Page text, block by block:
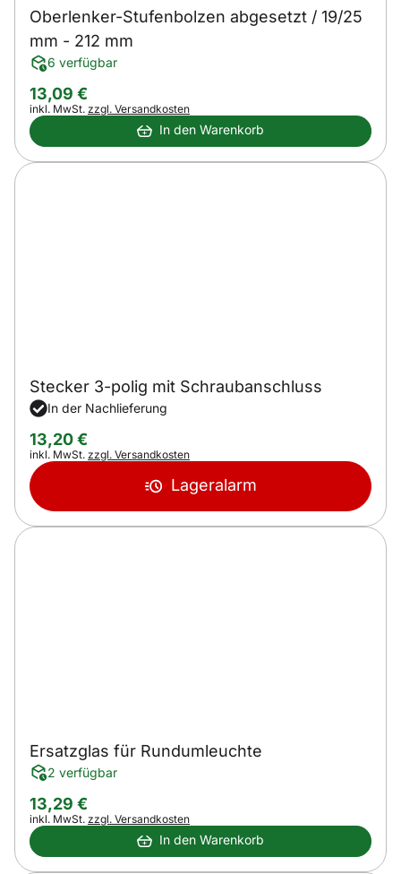
Oberlenker-Stufenbolzen abgesetzt / 19/25
mm - 212 mm
6 verfügbar
13,09 €
Steuerhinweis:
inkl. MwSt. zzgl. Versandkosten
In den Warenkorb
Stecker 3-polig mit Schraubanschluss
In der Nachlieferung
13,20€
Steuerhinweis:
inkl. MwSt. zzgl. Versandkosten
Lageralarm
Ersatzglas für Rundumleuchte
2 verfügbar
13,29 €
Steuerhinweis:
inkl. MwSt. zzgl. Versandkosten
In den Warenkorb